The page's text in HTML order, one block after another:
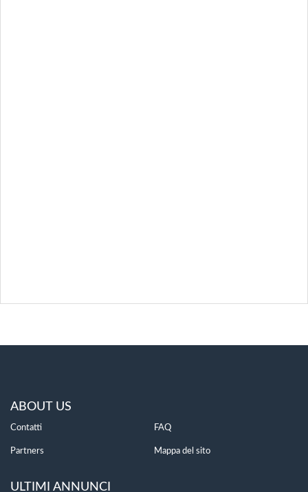
ABOUT US
Contatti FAQ
Partners Mappa del sito
ULTIMI ANNUNCI